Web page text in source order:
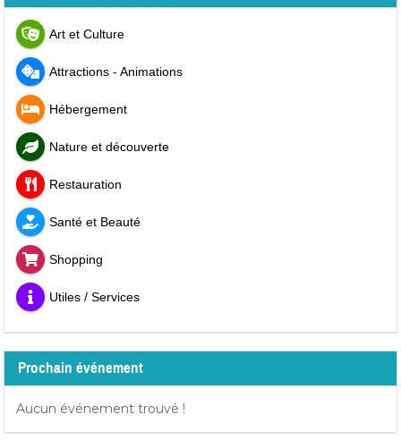
Art et Culture
Attractions - Animations
Hébergement
Nature et découverte
Restauration
Santé et Beauté
Shopping
Utiles / Services
Prochain événement
Aucun événement trouvé !